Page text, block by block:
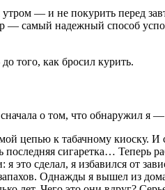
— и не покурить перед
— самый надежный способ
того, как бросил курить.
о том, что обнаружил
цепью к табачному киоску. И
сигаретка… Теперь
это сделал, я избавился от
Однажды я вышел из